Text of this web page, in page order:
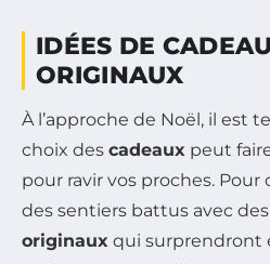
IDÉES DE
ORIGINAUX
À l’approche de Noël, il est
choix des cadeaux peut
pour ravir vos proches.
des sentiers battus avec
originaux qui surprendront